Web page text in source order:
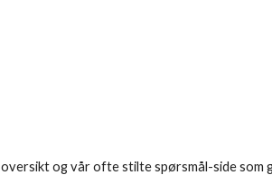
og vår ofte stilte spørsmål-side som